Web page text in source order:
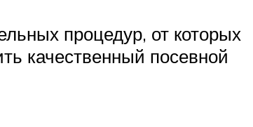
процедур, от которых
качественный посевной